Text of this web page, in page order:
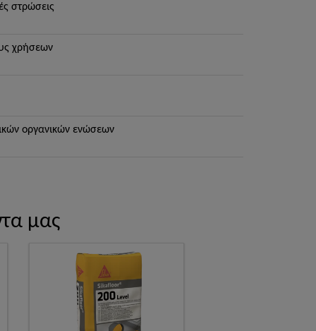
στρώσεις
χρήσεων
οργανικών ενώσεων
μας